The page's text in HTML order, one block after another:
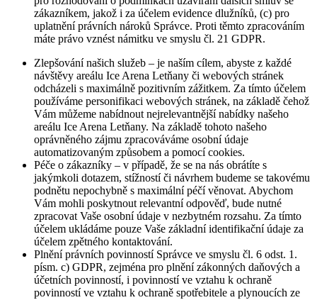
zákazníkem, jakož i za účelem evidence dlužníků, (c) pro
uplatnění právních nároků Správce. Proti těmto zpracováním
máte právo vznést námitku ve smyslu čl. 21 GDPR.
Zlepšování našich služeb – je naším cílem, abyste z každé
návštěvy areálu Ice Arena Letňany či webových stránek
odcházeli s maximálně pozitivním zážitkem. Za tímto účelem
používáme personifikaci webových stránek, na základě čehož
Vám můžeme nabídnout nejrelevantnější nabídky našeho
areálu Ice Arena Letňany. Na základě tohoto našeho
oprávněného zájmu zpracováváme osobní údaje
automatizovaným způsobem a pomocí cookies.
Péče o zákazníky – v případě, že se na nás obrátíte s
jakýmkoli dotazem, stížností či návrhem budeme se takovému
podnětu nepochybně s maximální péčí věnovat. Abychom
Vám mohli poskytnout relevantní odpověď, bude nutné
zpracovat Vaše osobní údaje v nezbytném rozsahu. Za tímto
účelem ukládáme pouze Vaše základní identifikační údaje za
účelem zpětného kontaktování.
Plnění právních povinností Správce ve smyslu čl. 6 odst. 1.
písm. c) GDPR, zejména pro plnění zákonných daňových a
účetních povinností, i povinností ve vztahu k ochraně
povinností ve vztahu k ochraně spotřebitele a plynoucích ze